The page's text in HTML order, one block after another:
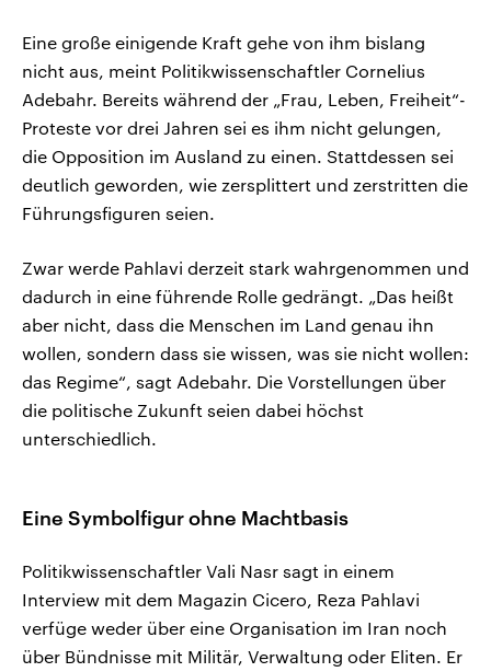
Eine große einigende Kraft gehe von ihm bislang
nicht aus, meint Politikwissenschaftler Cornelius
Adebahr. Bereits während der „Frau, Leben, Freiheit“-
Proteste vor drei Jahren sei es ihm nicht gelungen,
die Opposition im Ausland zu einen. Stattdessen sei
deutlich geworden, wie zersplittert und zerstritten die
Führungsfiguren seien.
Zwar werde Pahlavi derzeit stark wahrgenommen und
dadurch in eine führende Rolle gedrängt. „Das heißt
aber nicht, dass die Menschen im Land genau ihn
wollen, sondern dass sie wissen, was sie nicht wollen:
das Regime“, sagt Adebahr. Die Vorstellungen über
die politische Zukunft seien dabei höchst
unterschiedlich.
Eine Symbolfigur ohne Machtbasis
Politikwissenschaftler Vali Nasr sagt in einem
Interview mit dem Magazin Cicero, Reza Pahlavi
verfüge weder über eine Organisation im Iran noch
über Bündnisse mit Militär, Verwaltung oder Eliten. Er